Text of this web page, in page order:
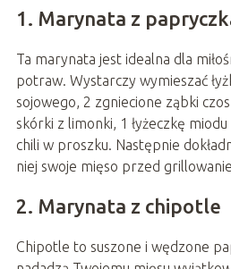
1. Marynata z
Ta marynata jest idealna dla
potraw. Wystarczy wymieszać
sojowego, 2 zgniecione ząbki
skórki z limonki, 1 łyżeczkę
chili w proszku. Następnie
niej swoje mięso przed
2. Marynata z chipotle
Chipotle to suszone i wędzone